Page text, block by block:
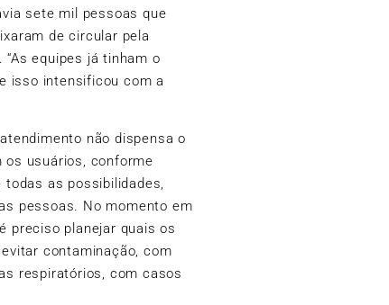
sete mil pessoas que
de circular pela
equipes já tinham o
isso intensificou com a
não dispensa o
os usuários, conforme
todas as possibilidades,
pessoas. No momento em
preciso planejar quais os
contaminação, com
respiratórios, com casos